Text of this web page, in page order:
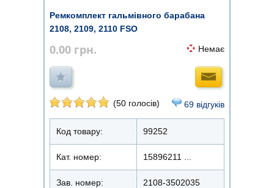
Ремкомплект гальмівного барабана
2108, 2109, 2110 FSO
0.00 грн. Немає
(50 голосів) 69 відгуків
Код товару: 99252
Кат. номер: 15896211 ...
Зав. номер: 2108-3502035